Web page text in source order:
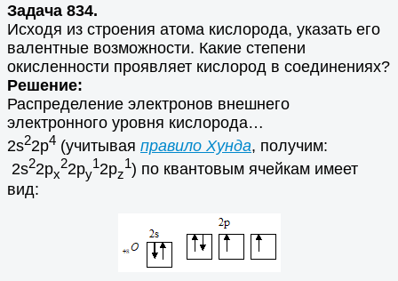
Задача 834.
Исходя из строения атома кислорода, указать его
валентные возможности. Какие степени
окисленности проявляет кислород в соединениях?
Решение:
Распределение электронов внешнего
электронного уровня кислорода…
2s22p4 (учитывая правило Хунда, получим:
2s22pх
22ру
12рz
1) по квантовым ячейкам имеет
вид: